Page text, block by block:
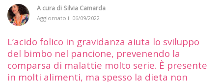
A cura di Silvia Camarda
Aggiornato il 06/09/2022
L’acido folico in gravidanza aiuta lo sviluppo
del bimbo nel pancione, prevenendo la
comparsa di malattie molto serie. È presente
in molti alimenti, ma spesso la dieta non